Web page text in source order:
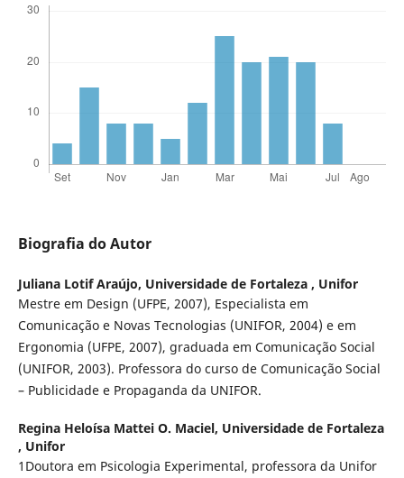
Biografia do Autor
Juliana Lotif Araújo, Universidade de Fortaleza , Unifor
Mestre em Design (UFPE, 2007), Especialista em
Comunicação e Novas Tecnologias (UNIFOR, 2004) e em
Ergonomia (UFPE, 2007), graduada em Comunicação Social
(UNIFOR, 2003). Professora do curso de Comunicação Social
– Publicidade e Propaganda da UNIFOR.
Regina Heloísa Mattei O. Maciel, Universidade de Fortaleza
, Unifor
1Doutora em Psicologia Experimental, professora da Unifor